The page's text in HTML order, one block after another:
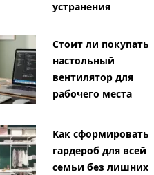
устранения
Стоит ли покупать
настольный
вентилятор для
рабочего места
Как сформировать
гардероб для всей
семьи без лишних